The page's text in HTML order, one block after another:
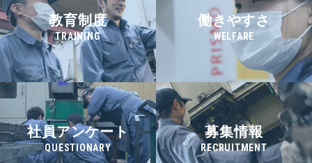
教育制度
TRAINING
働きやすさ
WELFARE
社員アンケート
QUESTIONARY
募集情報
RECRUITMENT